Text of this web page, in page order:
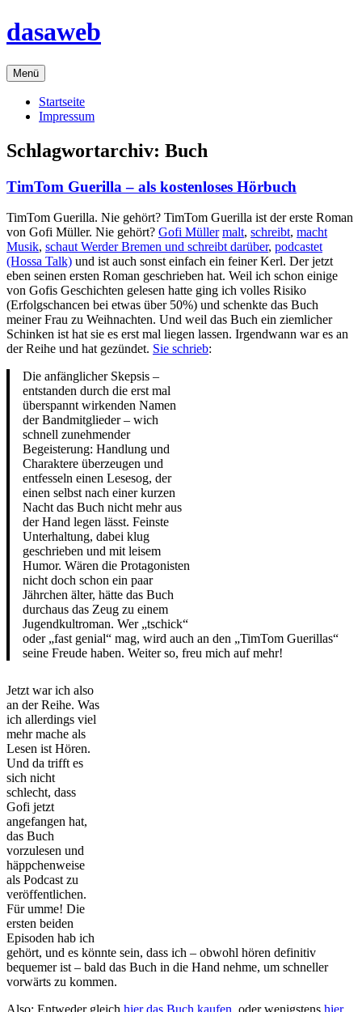
Zum
Inhalt
dasaweb
Menü
Startseite
Impressum
Schlagwortarchiv: Buch
TimTom Guerilla – als kostenloses Hörbuch
TimTom Guerilla. Nie gehört? TimTom Guerilla ist der erste Roman
von Gofi Müller. Nie gehört? Gofi Müller malt, schreibt, macht
Musik, schaut Werder Bremen und schreibt darüber, podcastet
(Hossa Talk) und ist auch sonst einfach ein feiner Kerl. Der jetzt
eben seinen ersten Roman geschrieben hat. Weil ich schon einige
von Gofis Geschichten gelesen hatte ging ich volles Risiko
(Erfolgschancen bei etwas über 50%) und schenkte das Buch
meiner Frau zu Weihnachten. Und weil das Buch ein ziemlicher
Schinken ist hat sie es erst mal liegen lassen. Irgendwann war es an
der Reihe und hat gezündet. Sie schrieb:
Die anfänglicher Skepsis –
entstanden durch die erst mal
überspannt wirkenden Namen
der Bandmitglieder – wich
schnell zunehmender
Begeisterung: Handlung und
Charaktere überzeugen und
entfesseln einen Lesesog, der
einen selbst nach einer kurzen
Nacht das Buch nicht mehr aus
der Hand legen lässt. Feinste
Unterhaltung, dabei klug
geschrieben und mit leisem
Humor. Wären die Protagonisten
nicht doch schon ein paar
Jährchen älter, hätte das Buch
durchaus das Zeug zu einem
Jugendkultroman. Wer „tschick“
oder „fast genial“ mag, wird auch an den „TimTom Guerillas“
seine Freude haben. Weiter so, freu mich auf mehr!
Jetzt war ich also
an der Reihe. Was
ich allerdings viel
mehr mache als
Lesen ist Hören.
Und da trifft es
sich nicht
schlecht, dass
Gofi jetzt
angefangen hat,
das Buch
vorzulesen und
häppchenweise
als Podcast zu
veröffentlichen.
Für umme! Die
ersten beiden
Episoden hab ich
gehört, und es könnte sein, dass ich – obwohl hören definitiv
bequemer ist – bald das Buch in die Hand nehme, um schneller
vorwärts zu kommen.